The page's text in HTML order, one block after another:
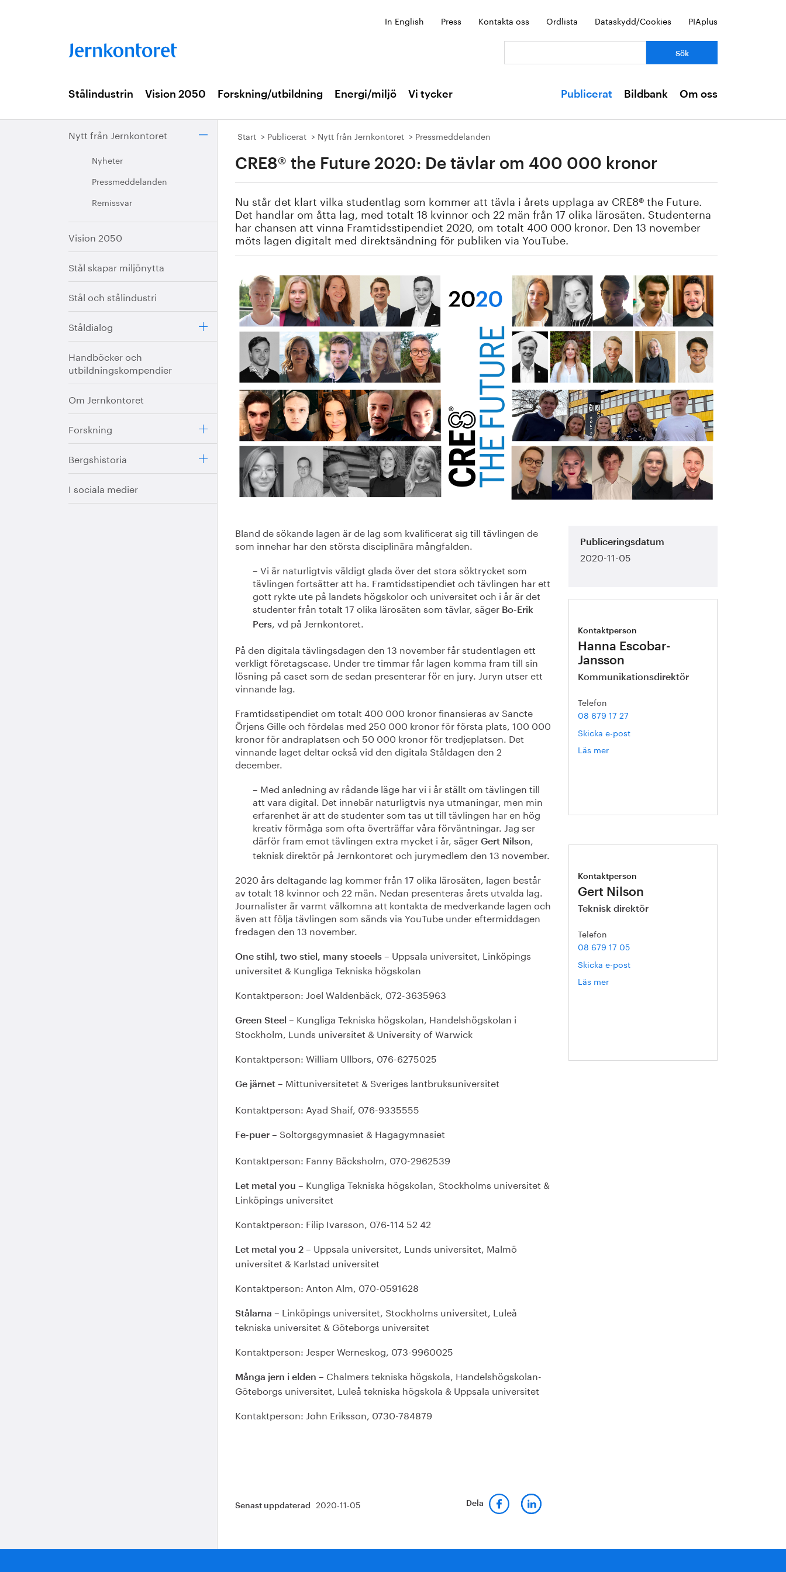
In English Press Kontakta oss Ordlista Dataskydd/Cookies PIAplus
Stålindustrin Vision 2050 Forskning/utbildning Energi/miljö Vi tycker Publicerat Bildbank Om oss
Nytt från Jernkontoret
Nyheter
Pressmeddelanden
Remissvar
Vision 2050
Stål skapar miljönytta
Stål och stålindustri
Ståldialog
Handböcker och
utbildningskompendier
Om Jernkontoret
Forskning
Bergshistoria
I sociala medier
Start Publicerat Nytt från Jernkontoret Pressmeddelanden
CRE8® the Future 2020: De tävlar om 400 000 kronor
Nu står det klart vilka studentlag som kommer att tävla i årets upplaga av CRE8® the Future.
Det handlar om åtta lag, med totalt 18 kvinnor och 22 män från 17 olika lärosäten. Studenterna
har chansen att vinna Framtidsstipendiet 2020, om totalt 400 000 kronor. Den 13 november
möts lagen digitalt med direktsändning för publiken via YouTube.
Bland de sökande lagen är de lag som kvalificerat sig till tävlingen de
som innehar har den största disciplinära mångfalden.
– Vi är naturligtvis väldigt glada över det stora söktrycket som
tävlingen fortsätter att ha. Framtidsstipendiet och tävlingen har ett
gott rykte ute på landets högskolor och universitet och i år är det
studenter från totalt 17 olika lärosäten som tävlar, säger Bo-Erik
Pers , vd på Jernkontoret.
På den digitala tävlingsdagen den 13 november får studentlagen ett
verkligt företagscase. Under tre timmar får lagen komma fram till sin
lösning på caset som de sedan presenterar för en jury. Juryn utser ett
vinnande lag.
Framtidsstipendiet om totalt 400 000 kronor finansieras av Sancte
Örjens Gille och fördelas med 250 000 kronor för första plats, 100 000
kronor för andraplatsen och 50 000 kronor för tredjeplatsen. Det
vinnande laget deltar också vid den digitala Ståldagen den 2
december.
– Med anledning av rådande läge har vi i år ställt om tävlingen till
att vara digital. Det innebär naturligtvis nya utmaningar, men min
erfarenhet är att de studenter som tas ut till tävlingen har en hög
kreativ förmåga som ofta överträffar våra förväntningar. Jag ser
därför fram emot tävlingen extra mycket i år, säger Gert Nilson
teknisk direktör på Jernkontoret och jurymedlem den 13 november.
2020 års deltagande lag kommer från 17 olika lärosäten, lagen består
av totalt 18 kvinnor och 22 män. Nedan presenteras årets utvalda lag.
Journalister är varmt välkomna att kontakta de medverkande lagen och
även att följa tävlingen som sänds via YouTube under eftermiddagen
fredagen den 13 november.
One stihl, two stiel, many stoeels – Uppsala universitet, Linköpings
universitet & Kungliga Tekniska högskolan
Kontaktperson: Joel Waldenbäck, 072-3635963
Green Steel – Kungliga Tekniska högskolan, Handelshögskolan i
Stockholm, Lunds universitet & University of Warwick
Kontaktperson: William Ullbors, 076-6275025
Ge järnet – Mittuniversitetet & Sveriges lantbruksuniversitet
Kontaktperson: Ayad Shaif, 076-9335555
Fe-puer – Soltorgsgymnasiet & Hagagymnasiet
Kontaktperson: Fanny Bäcksholm, 070-2962539
Let metal you – Kungliga Tekniska högskolan, Stockholms universitet &
Linköpings universitet
Kontaktperson: Filip Ivarsson, 076-114 52 42
Let metal you 2 – Uppsala universitet, Lunds universitet, Malmö
universitet & Karlstad universitet
Kontaktperson: Anton Alm, 070-0591628
Stålarna – Linköpings universitet, Stockholms universitet, Luleå
tekniska universitet & Göteborgs universitet
Kontaktperson: Jesper Werneskog, 073-9960025
Många jern i elden – Chalmers tekniska högskola, Handelshögskolan-
Göteborgs universitet, Luleå tekniska högskola & Uppsala universitet
Kontaktperson: John Eriksson, 0730-784879
Senast uppdaterad 2020-11-05 Dela
Publiceringsdatum
2020-11-05
Kontaktperson
Hanna Escobar-
Jansson
Kommunikationsdirektör
Telefon
08 679 17 27
Skicka e-post
Läs mer
Kontaktperson
Gert Nilson
Teknisk direktör
Telefon
08 679 17 05
Skicka e-post
Läs mer